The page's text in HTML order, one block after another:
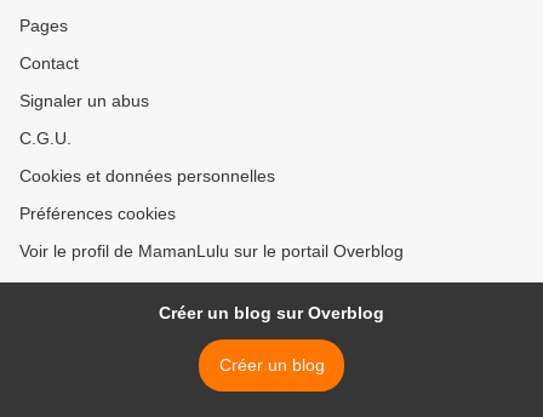
Pages
Contact
Signaler un abus
C.G.U.
Cookies et données personnelles
Préférences cookies
Voir le profil de MamanLulu sur le portail Overblog
Créer un blog sur Overblog
Créer un blog